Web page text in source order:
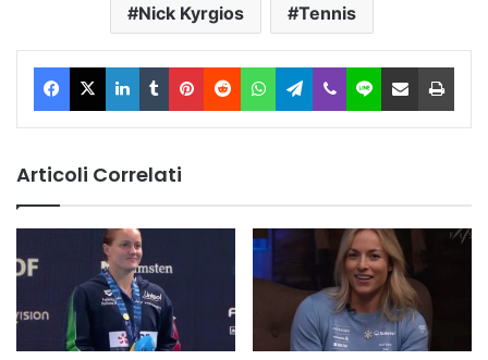
Nick Kyrgios Tennis
Facebook
X LinkedIn
TumblrPinterest
RedditWhatsAppTelegram
ViberLine Condividi via Email
Articoli Correlati